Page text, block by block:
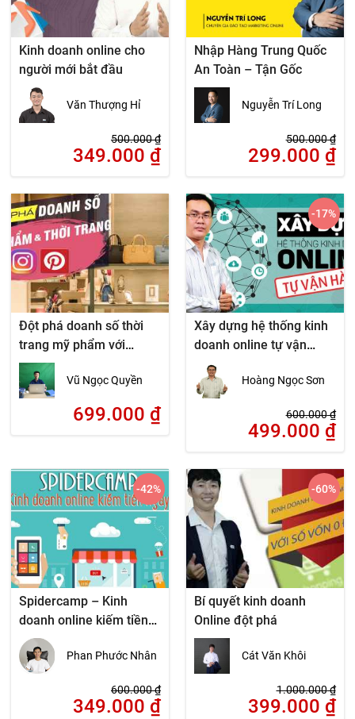
Kinh doanh online cho
người mới bắt đầu
Văn Thượng Hỉ
500.000₫
349.000 ₫
Nhập Hàng Trung Quốc
An Toàn – Tận Gốc
Nguyễn Trí Long
500.000₫
299.000 ₫
Đột phá doanh số thời
trang mỹ phẩm với
Instagram – Pinterest
Vũ Ngọc Quyền
699.000 ₫
Xây dựng hệ thống kinh
doanh online tự vận
hành
Hoàng Ngọc Sơn
600.000₫
499.000 ₫
-17%
Spidercamp – Kinh
doanh online kiếm tiền
ngay
Phan Phước Nhân
600.000₫
349.000 ₫
-42%
Bí quyết kinh doanh
Online đột phá
Cát Văn Khôi
1.000.000₫
399.000 ₫
-60%